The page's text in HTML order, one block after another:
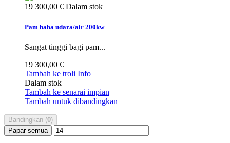
19 300,00 € Dalam stok
Pam haba udara/air 200kw
Sangat tinggi bagi pam...
19 300,00 €
Tambah ke troli Info
Dalam stok
Tambah ke senarai impian
Tambah untuk dibandingkan
Bandingkan (0)
Papar semua